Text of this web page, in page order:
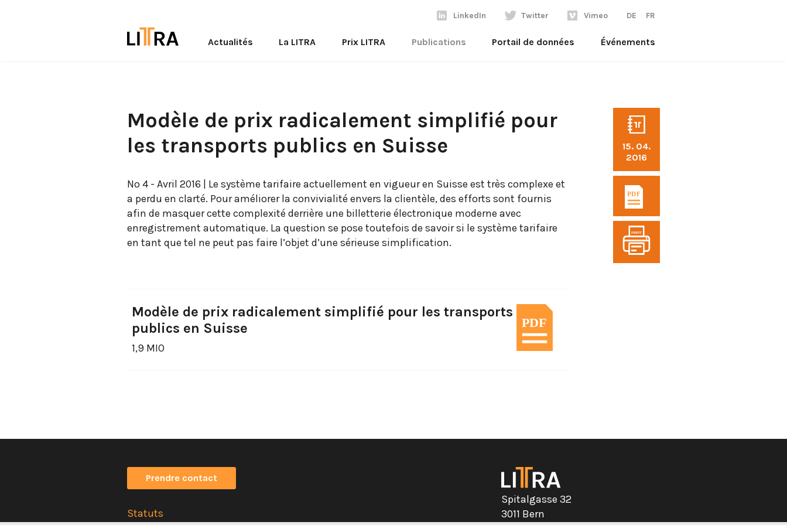
LinkedIn Twitter Vimeo DE FR
Actualités La LITRA Prix LITRA Publications Portail de données Événements
15. 04.
2016
PRINT
Modèle de prix radicalement simplifié pour
les transports publics en Suisse
No 4 - Avril 2016 | Le système tarifaire actuellement en vigueur en Suisse est très complexe et
a perdu en clarté. Pour améliorer la convivialité envers la clientèle, des efforts sont fournis
afin de masquer cette complexité derrière une billetterie électronique moderne avec
enregistrement automatique. La question se pose toutefois de savoir si le système tarifaire
en tant que tel ne peut pas faire l’objet d’une sérieuse simplification.
Modèle de prix radicalement simplifié pour les transports
publics en Suisse
1,9 MIO
Prendre contact
Statuts
Spitalgasse 32
3011 Bern